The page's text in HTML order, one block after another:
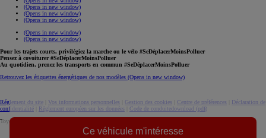
Ce véhicule m'intéresse
(Opens in new window)
(Opens in new window)
(Opens in new window)
(Opens in new window)
(Opens in new window)
Pour les trajets courts, privilégiez la marche ou le vélo #SeDéplacerMoinsPolluer
Pensez à covoiturer #SeDéplacerMoinsPolluer
Au quotidien, prenez les transports en commun #SeDéplacerMoinsPolluer
Retrouvez les étiquettes énergétiques de nos modèles (Opens in new window)
Réglement du site Vos informations personnelles Gestion des cookies Centre de préférences
Déclaration de
confidentialité
Règlement européen sur les données Code de conduitedownload (pdf(
Toyota. Tous droits réservés. © 2026